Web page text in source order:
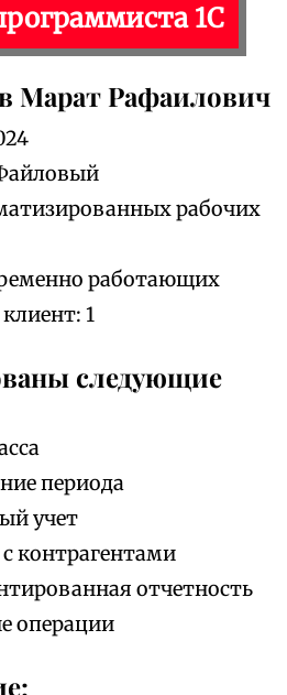
1С
Марат Рафаилович
рабочих
работающих
1
следующие
периода
учет
контрагентами
отчетность
операции